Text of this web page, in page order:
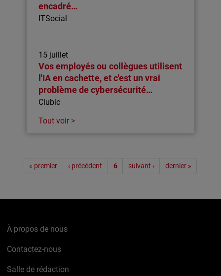
encadré…
ITSocial
15 juillet
Vos employés ou collègues utilisent
l'IA en cachette, et c'est un vrai
problème de cybersécurité…
Clubic
Tout voir >
Pagination
« premier ‹ précédent 6 suivant › dernier »
À propos de nous
Contactez-nous
Salle de rédaction